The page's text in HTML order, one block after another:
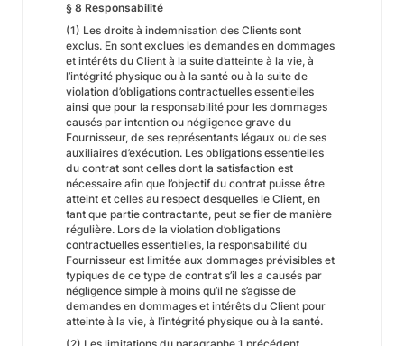
§ 8 Responsabilité
(1) Les droits à indemnisation des Clients sont
exclus. En sont exclues les demandes en dommages
et intérêts du Client à la suite d’atteinte à la vie, à
l’intégrité physique ou à la santé ou à la suite de
violation d’obligations contractuelles essentielles
ainsi que pour la responsabilité pour les dommages
causés par intention ou négligence grave du
Fournisseur, de ses représentants légaux ou de ses
auxiliaires d’exécution. Les obligations essentielles
du contrat sont celles dont la satisfaction est
nécessaire afin que l’objectif du contrat puisse être
atteint et celles au respect desquelles le Client, en
tant que partie contractante, peut se fier de manière
régulière. Lors de la violation d’obligations
contractuelles essentielles, la responsabilité du
Fournisseur est limitée aux dommages prévisibles et
typiques de ce type de contrat s’il les a causés par
négligence simple à moins qu’il ne s’agisse de
demandes en dommages et intérêts du Client pour
atteinte à la vie, à l’intégrité physique ou à la santé.